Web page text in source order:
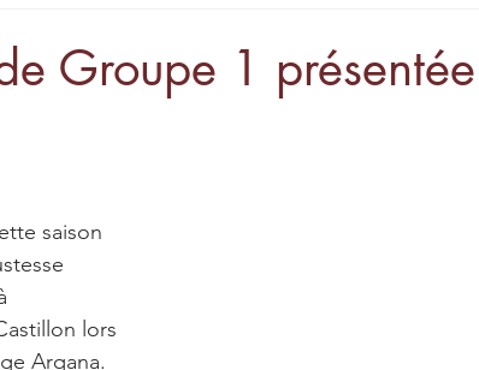
Groupe 1
saison
lors
Arqana.